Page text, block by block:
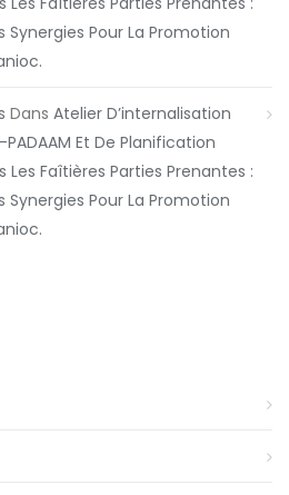
Synergies Pour La Promotion
Dans Atelier D’internalisation
Et De Planification
Faîtières Parties Prenantes :
Synergies Pour La Promotion